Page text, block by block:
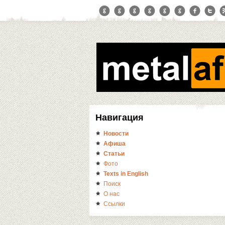
Навигация
Новости
Афиша
Статьи
Фото
Texts in English
Поиск
О нас
Ссылки